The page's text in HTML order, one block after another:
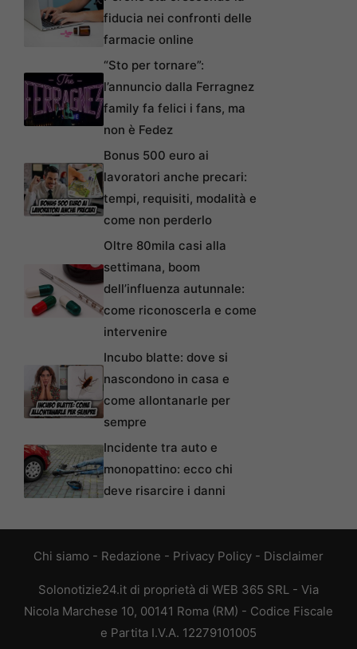
fiducia nei confronti delle
farmacie online
“Sto per tornare”:
l’annuncio dalla Ferragnez
family fa felici i fans, ma
non è Fedez
Bonus 500 euro ai
lavoratori anche precari:
tempi, requisiti, modalità e
come non perderlo
Oltre 80mila casi alla
settimana, boom
dell’influenza autunnale:
come riconoscerla e come
intervenire
Incubo blatte: dove si
nascondono in casa e
come allontanarle per
sempre
Incidente tra auto e
monopattino: ecco chi
deve risarcire i danni
Chi siamo - Redazione - Privacy Policy - Disclaimer
Solonotizie24.it di proprietà di WEB 365 SRL - Via
Nicola Marchese 10, 00141 Roma (RM) - Codice Fiscale
e Partita I.V.A. 12279101005